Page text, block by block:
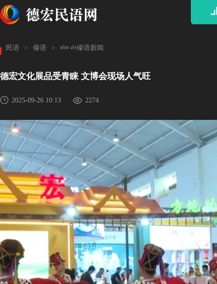
民语 > 傣语 > hkof e;f傣语新闻
德宏文化展品受青睐 文博会现场人气旺
2025-09-26 10:13 2274